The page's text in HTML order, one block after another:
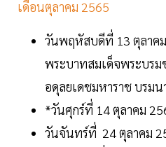
เดือนตุลาคม 2565
วันพฤหัสบดีที่ 13 ตุลาค
พระบาทสมเด็จพระบร
อดุลยเดชมหาราช บรม
*วันศุกร์ที่ 14 ตุลาคม
วันจันทร์ที่ 24 ตุลาคม